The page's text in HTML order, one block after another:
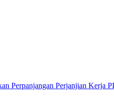
Perpanjangan Perjanjian Kerja